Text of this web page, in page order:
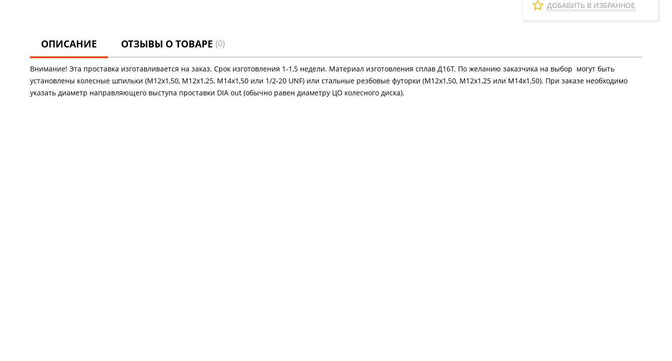
ДОБАВИТЬ В ИЗБРАННОЕ
ОПИСАНИЕ ОТЗЫВЫ О ТОВАРЕ (0)
Внимание! Эта проставка изготавливается на заказ. Срок изготовления 1-1,5 недели. Материал изготовления сплав Д16Т. По желанию заказчика на выбор могут быть
установлены колесные шпильки (М12х1,50, М12х1,25, М14х1,50 или 1/2-20 UNF) или стальные резбовые футорки (М12х1,50, М12х1,25 или М14х1,50). При заказе необходимо
указать диаметр направляющего выступа проставки DIA out (обычно равен диаметру ЦО колесного диска).